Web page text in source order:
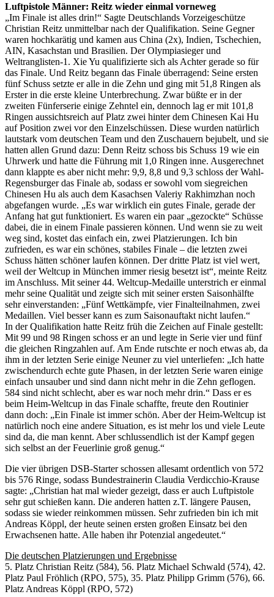
Luftpistole Männer: Reitz wieder einmal vorneweg
„Im Finale ist alles drin!“ Sagte Deutschlands Vorzeigeschütze
Christian Reitz unmittelbar nach der Qualifikation. Seine Gegner
waren hochkarätig und kamen aus China (2x), Indien, Tschechien,
AIN, Kasachstan und Brasilien. Der Olympiasieger und
Weltranglisten-1. Xie Yu qualifizierte sich als Achter gerade so für
das Finale. Und Reitz begann das Finale überragend: Seine ersten
fünf Schuss setzte er alle in die Zehn und ging mit 51,8 Ringen als
Erster in die erste kleine Unterbrechung. Zwar büßte er in der
zweiten Fünferserie einige Zehntel ein, dennoch lag er mit 101,8
Ringen aussichtsreich auf Platz zwei hinter dem Chinesen Kai Hu
auf Position zwei vor den Einzelschüssen. Diese wurden natürlich
lautstark vom deutschen Team und den Zuschauern bejubelt, und sie
hatten allen Grund dazu: Denn Reitz schoss bis Schuss 19 wie ein
Uhrwerk und hatte die Führung mit 1,0 Ringen inne. Ausgerechnet
dann klappte es aber nicht mehr: 9,9, 8,8 und 9,3 schloss der Wahl-
Regensburger das Finale ab, sodass er sowohl vom siegreichen
Chinesen Hu als auch dem Kasachsen Valeriy Rakhimzhan noch
abgefangen wurde. „Es war wirklich ein gutes Finale, gerade der
Anfang hat gut funktioniert. Es waren ein paar „gezockte“ Schüsse
dabei, die in einem Finale passieren können. Und wenn sie zu weit
weg sind, kostet das einfach ein, zwei Platzierungen. Ich bin
zufrieden, es war ein schönes, stabiles Finale – die letzten zwei
Schuss hätten schöner laufen können. Der dritte Platz ist viel wert,
weil der Weltcup in München immer riesig besetzt ist“, meinte Reitz
im Anschluss. Mit seiner 44. Weltcup-Medaille unterstrich er einmal
mehr seine Qualität und zeigte sich mit seiner ersten Saisonhälfte
sehr einverstanden: „Fünf Wettkämpfe, vier Finalteilnahmen, zwei
Medaillen. Viel besser kann es zum Saisonauftakt nicht laufen.“
In der Qualifikation hatte Reitz früh die Zeichen auf Finale gestellt:
Mit 99 und 98 Ringen schoss er an und legte in Serie vier und fünf
die gleichen Ringzahlen auf. Am Ende rutschte er noch etwas ab, da
ihm in der letzten Serie einige Neuner zu viel unterliefen: „Ich hatte
zwischendurch echte gute Phasen, in der letzten Serie waren einige
einfach unsauber und sind dann nicht mehr in die Zehn geflogen.
584 sind nicht schlecht, aber es war noch mehr drin.“ Dass er es
beim Heim-Weltcup in das Finale schaffte, freute den Routinier
dann doch: „Ein Finale ist immer schön. Aber der Heim-Weltcup ist
natürlich noch eine andere Situation, es ist mehr los und viele Leute
sind da, die man kennt. Aber schlussendlich ist der Kampf gegen
sich selbst an der Feuerlinie groß genug.“
Die vier übrigen DSB-Starter schossen allesamt ordentlich von 572
bis 576 Ringe, sodass Bundestrainerin Claudia Verdicchio-Krause
sagte: „Christian hat mal wieder gezeigt, dass er auch Luftpistole
sehr gut schießen kann. Die anderen hatten z.T. längere Pausen,
sodass sie wieder reinkommen müssen. Sehr zufrieden bin ich mit
Andreas Köppl, der heute seinen ersten großen Einsatz bei den
Erwachsenen hatte. Alle haben ihr Potenzial angedeutet.“
Die deutschen Platzierungen und Ergebnisse
5. Platz Christian Reitz (584), 56. Platz Michael Schwald (574), 42.
Platz Paul Fröhlich (RPO, 575), 35. Platz Philipp Grimm (576), 66.
Platz Andreas Köppl (RPO, 572)